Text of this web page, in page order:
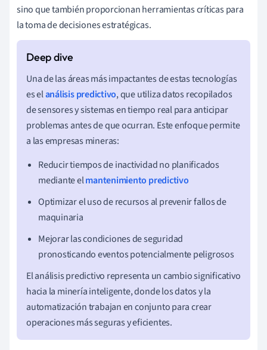
sino que también proporcionan herramientas críticas para
la toma de decisiones estratégicas.
Una de las áreas más impactantes de estas tecnologías
es elanálisis predictivo, que utiliza datos recopilados
de sensores y sistemas en tiempo real para anticipar
problemas antes de que ocurran. Este enfoque permite
a las empresas mineras:
Reducir tiempos de inactividad no planificados
mediante elmantenimiento predictivo
Optimizar el uso de recursos al prevenir fallos de
maquinaria
Mejorar las condiciones de seguridad
pronosticando eventos potencialmente peligrosos
El análisis predictivo representa un cambio significativo
hacia la minería inteligente, donde los datos y la
automatización trabajan en conjunto para crear
operaciones más seguras y eficientes.